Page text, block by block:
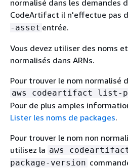
normalisé dans les demandes
CodeArtifact il n'effectue pas
-asset entrée.
Vous devez utiliser des noms
normalisés dans ARNs.
Pour trouver le nom normalisé
aws codeartifact list-
Pour de plus amples
Lister les noms de packages.
Pour trouver le nom non
utilisez la aws
package-version